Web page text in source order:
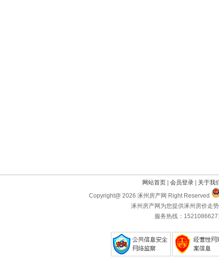
网站首页 会员登录
关于我
Copyright@ 2026 涿州房产网 Right Reserved
涿州房产网为您提供涿州房价走
服务热线：